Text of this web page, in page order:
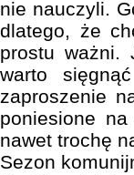
nie nauczyli.
dlatego, że
prostu ważni.
warto
zaproszenie
poniesione
nawet trochę
Sezon